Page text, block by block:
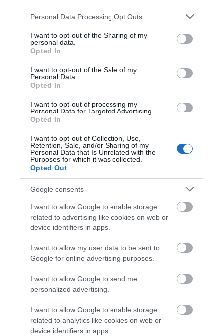
Please note that this website/app uses one or more Google
not limited to your visit or usage behaviour. You may click to
grant or deny consent to Google and its third-party tags to
use your data for below specified purposes in below Google
consent section.
Personal Data Processing Opt Outs
I want to opt-out of the Sharing of my
personal data.
Opted In
I want to opt-out of the Sale of my
Personal Data.
Opted In
I want to opt-out of processing my
Personal Data for Targeted Advertising.
Opted In
I want to opt-out of Collection, Use,
Retention, Sale, and/or Sharing of my
Personal Data that Is Unrelated with the
Purposes for which it was collected.
Opted Out
Google consents
I want to allow Google to enable storage
related to advertising like cookies on web or
device identifiers in apps.
I want to allow my user data to be sent to
Google for online advertising purposes.
I want to allow Google to send me
personalized advertising.
I want to allow Google to enable storage
related to analytics like cookies on web or
device identifiers in apps.
Forrás: Huffington Post
Film Filmek Roman Polanski Rendező Broadway